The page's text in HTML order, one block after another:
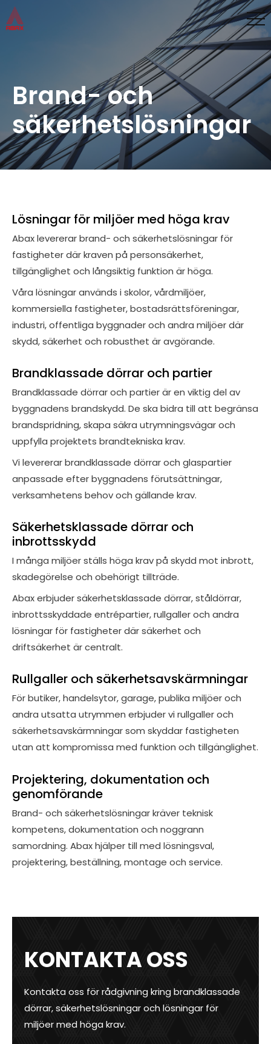
Brand- och
säkerhetslösningar
Lösningar för miljöer med höga krav
Abax levererar brand- och säkerhetslösningar för
fastigheter där kraven på personsäkerhet,
tillgänglighet och långsiktig funktion är höga.
Våra lösningar används i skolor, vårdmiljöer,
kommersiella fastigheter, bostadsrättsföreningar,
industri, offentliga byggnader och andra miljöer där
skydd, säkerhet och robusthet är avgörande.
Brandklassade dörrar och partier
Brandklassade dörrar och partier är en viktig del av
byggnadens brandskydd. De ska bidra till att begränsa
brandspridning, skapa säkra utrymningsvägar och
uppfylla projektets brandtekniska krav.
Vi levererar brandklassade dörrar och glaspartier
anpassade efter byggnadens förutsättningar,
verksamhetens behov och gällande krav.
Säkerhetsklassade dörrar och
inbrottsskydd
I många miljöer ställs höga krav på skydd mot inbrott,
skadegörelse och obehörigt tillträde.
Abax erbjuder säkerhetsklassade dörrar, ståldörrar,
inbrottsskyddade entrépartier, rullgaller och andra
lösningar för fastigheter där säkerhet och
driftsäkerhet är centralt.
Rullgaller och säkerhetsavskärmningar
För butiker, handelsytor, garage, publika miljöer och
andra utsatta utrymmen erbjuder vi rullgaller och
säkerhetsavskärmningar som skyddar fastigheten
utan att kompromissa med funktion och tillgänglighet.
Projektering, dokumentation och
genomförande
Brand- och säkerhetslösningar kräver teknisk
kompetens, dokumentation och noggrann
samordning. Abax hjälper till med lösningsval,
projektering, beställning, montage och service.
KONTAKTA OSS
Kontakta oss för rådgivning kring brandklassade
dörrar, säkerhetslösningar och lösningar för
miljöer med höga krav.